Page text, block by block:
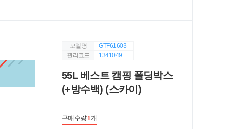
모델명
GTF61603
관리코드
1341049
55L 베스트 캠핑 폴딩박스
(+방수백) (스카이)
구매수량1개